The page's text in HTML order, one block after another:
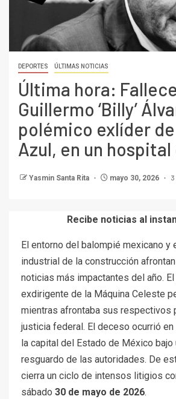
DEPORTES ÚLTIMAS NOTICIAS
Última hora: Fallece
Guillermo ‘Billy’
polémico exlíder
Azul, en un hospital
Yasmin Santa Rita mayo 30, 2026
Recibe noticias al
El entorno del balompié mexicano y
industrial de la construcción
noticias más impactantes del año.
exdirigente de la Máquina Celeste
mientras afrontaba sus respectivos
justicia federal. El deceso ocurrió
la capital del Estado de México
resguardo de las autoridades. De
cierra un ciclo de intensos litigios
sábado 30 de mayo de 2026.